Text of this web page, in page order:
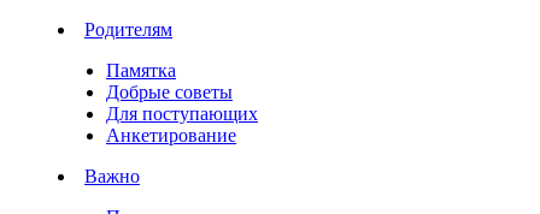
Родителям
Памятка
Добрые советы
Для поступающих
Анкетирование
Важно